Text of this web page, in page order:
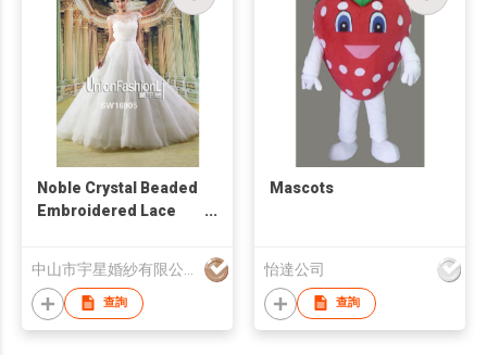
Noble Crystal Beaded
Embroidered Lace
Week 2016
查詢
Mascots
怡達公司
查詢